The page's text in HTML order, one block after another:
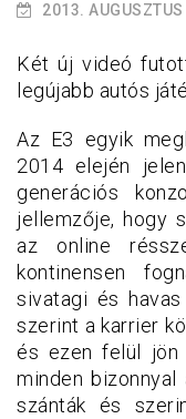
2013. AUGUSZTUS
Két új videó
legújabb autós
Az E3 egyik
2014 elején
generációs
jellemzője, hogy
az online
kontinensen
sivatagi és
szerint a karrier
és ezen felül jön
minden
szánták és